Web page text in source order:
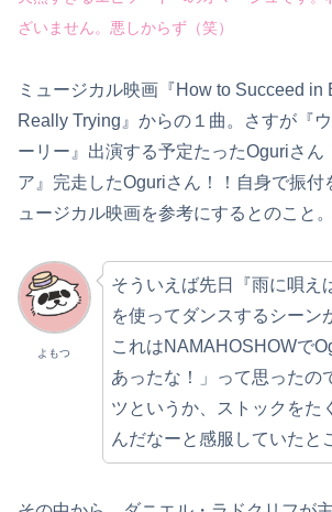
ざいません。悪しからず（笑）
ミュージカル映画『How to Succeed in
Really Trying』からの１曲。さすが『
ーリー』出演する予定たったOguriさん
ア』完走したOguriさん！！自身で振付
ュージカル映画を参考にするとのこと。
よもつ
そういえば先日『雨に唄え
を使ってダンスするシーン
これはNAMAHOSHOWで
あったな！」って思ったの
ツというか、ストックをた
んだなーと感服していたと